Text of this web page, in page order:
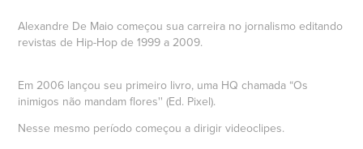
Alexandre De Maio começou sua carreira no jornalismo editando
revistas de Hip-Hop de 1999 a 2009.
Em 2006 lançou seu primeiro livro, uma HQ chamada “Os
inimigos não mandam flores'' (Ed. Pixel).
Nesse mesmo período começou a dirigir videoclipes.